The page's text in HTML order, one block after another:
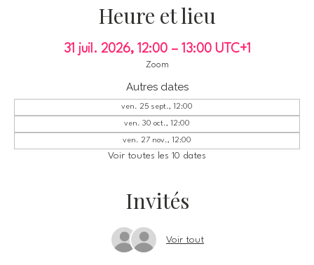
Heure et lieu
31 juil. 2026, 12:00 – 13:00 UTC+1
Zoom
Autres dates
ven. 25 sept., 12:00
ven. 30 oct., 12:00
ven. 27 nov., 12:00
Voir toutes les 10 dates
Invités
Voir tout